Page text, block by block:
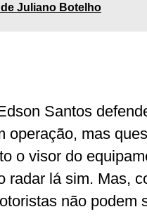
Juliano Botelho
Santos
operação, mas
o visor do
radar lá sim. Mas,
não podem